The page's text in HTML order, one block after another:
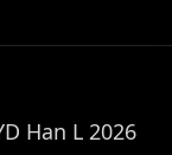
Han L 2026